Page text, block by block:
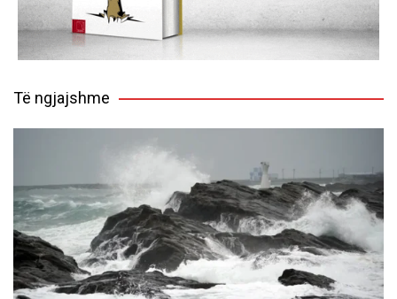
Të ngjajshme